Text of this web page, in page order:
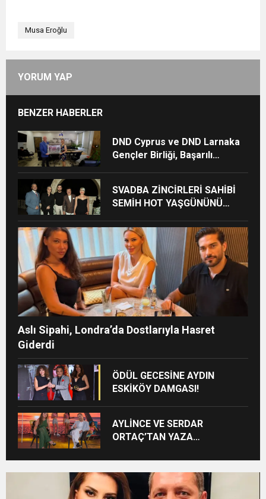
Musa Eroğlu
YORUM YAP
BENZER HABERLER
DND Cyprus ve DND Larnaka
Gençler Birliği, Başarılı
SVADBA ZİNCİRLERİ SAHİBİ
SEMİH HOT YAŞGÜNÜNÜ
DÜNYASININ ÜNLÜ
İSİMLERİYLE KUTLADI!
Aslı Sipahi, Londra’da Dostlarıyla Hasret
Giderdi
ÖDÜL GECESİNE AYDIN
ESKİKÖY DAMGASI!
AYLİNCE VE SERDAR
ORTAÇ’TAN YAZA